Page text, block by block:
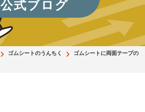
公式ブログ
ゴムシートのうんちく
ゴムシートに両面テープの